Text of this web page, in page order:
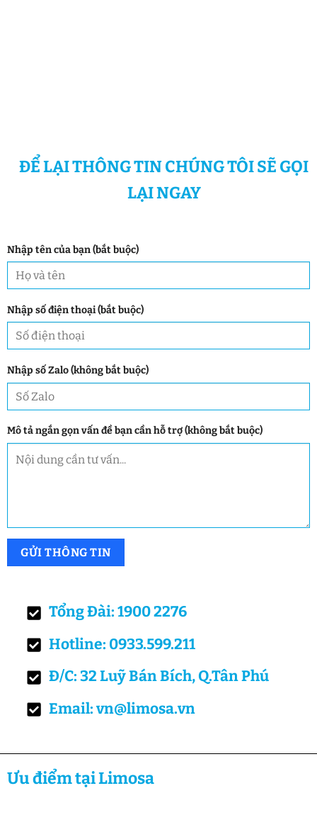
ĐỂ LẠI THÔNG TIN CHÚNG TÔI SẼ GỌI
LẠI NGAY
Nhập tên của bạn (bắt buộc)
Nhập số điện thoại (bắt buộc)
Nhập số Zalo (không bắt buộc)
Mô tả ngắn gọn vấn đề bạn cần hỗ trợ (không bắt buộc)
Tổng Đài: 1900 2276
Hotline: 0933.599.211
Đ/C: 32 Luỹ Bán Bích, Q.Tân Phú
Email: vn@limosa.vn
Ưu điểm tại Limosa